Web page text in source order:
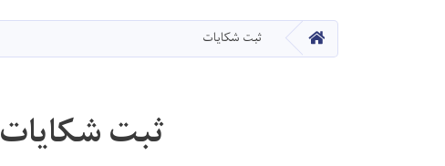
صفحه اصلیثبت شکایات
ثبت شکایات